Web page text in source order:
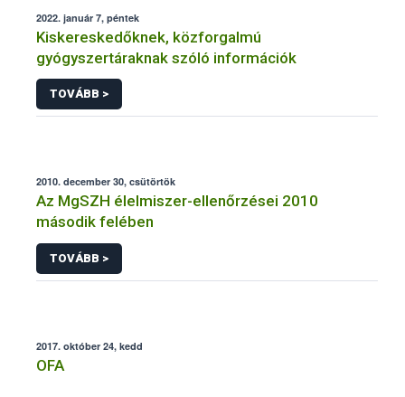
2022. január 7, péntek
Kiskereskedőknek, közforgalmú
gyógyszertáraknak szóló információk
TOVÁBB >
2010. december 30, csütörtök
Az MgSZH élelmiszer-ellenőrzései 2010
második felében
TOVÁBB >
2017. október 24, kedd
OFA